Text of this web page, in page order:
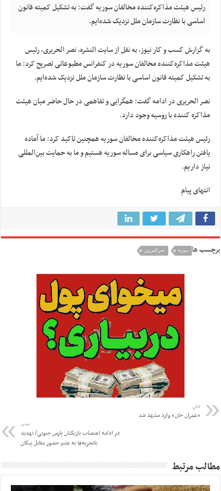
رئیس هیئت مذاکره‌کننده مخالفان سوریه گفت: به تشکیل کمیته قانون
اساسی با نظارت سازمان ملل نزدیک شده‌ایم.
به گزارش کسب و کار نیوز، به نقل از سایت النشره، نصر الحریری، رئیس
هیئت مذاکره‌کننده مخالفان سوریه در کنفرانس مطبوعاتی تصریح کرد: ما
به تشکیل کمیته قانون اساسی با نظارت سازمان ملل نزدیک شده‌ایم.
نصر الحریری در ادامه گفت: همگرایی و تفاهمی در حال حاضر میان هیئت
مذاکره کننده با روسیه وجود دارد.
رئیس هیئت مذاکره‌کننده مخالفان سوریه همچنین تاکید کرد: ما آماده
یافتن راهکاری سیاسی برای مساله سوریه هستیم و ما به حمایت بین‌المللی
نیاز داریم.
انتهای پیام
برچسب ها سوريه نصر الحریری
قبلی
«عمران خان» وارد مشهد شد
بعدی
در ادامه اعتصاب بازیکنان پارس جنوبی/ تهدید
باتجربه‌ها به عدم حضور مقابل پیکان
مطالب مرتبط